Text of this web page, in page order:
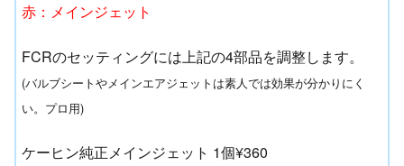
赤：メインジェット
FCRのセッティングには上記の4部品を調整します。
(バルブシートやメインエアジェットは素人では効果が分かりにく
い。プロ用)
ケーヒン純正メインジェット 1個¥360